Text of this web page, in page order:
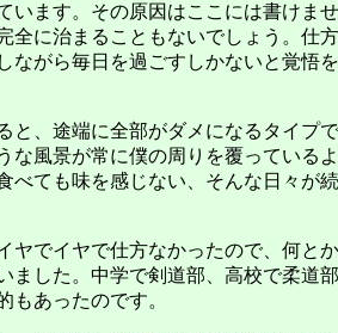
ます。その原因はここには書けま
全に治まることもないでしょう。仕
ながら毎日を過ごすしかないと覚悟
、途端に全部がダメになるタイプ
な風景が常に僕の周りを覆っている
べても味を感じない、そんな日々が
でイヤで仕方なかったので、何と
ました。中学で剣道部、高校で柔道
もあったのです。